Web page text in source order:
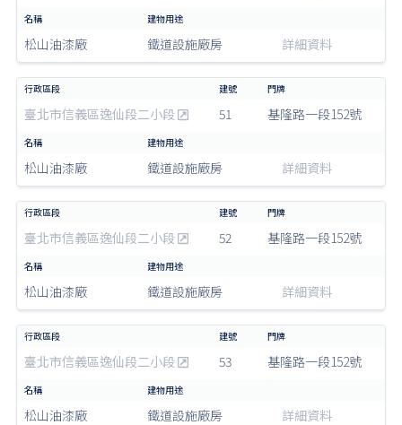
松山油漆廠 鐵道設施廠房 詳細資料
臺北市信義區逸仙段二小段 51 基隆路一段152號
松山油漆廠 鐵道設施廠房 詳細資料
臺北市信義區逸仙段二小段 52 基隆路一段152號
松山油漆廠 鐵道設施廠房 詳細資料
臺北市信義區逸仙段二小段 53 基隆路一段152號
松山油漆廠 鐵道設施廠房 詳細資料